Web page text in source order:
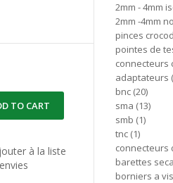
TO CART
à la liste
2mm - 4mm
2mm -4mm
pinces
pointes de
connecteurs
adaptateurs
bnc 20
sma 13
smb 1
tnc 1
connecteurs
barettes
borniers a